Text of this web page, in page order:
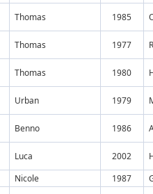
Thomas 1985
Thomas 1977
Thomas 1980
Urban 1979
Benno 1986
Luca 2002
Nicole 1987